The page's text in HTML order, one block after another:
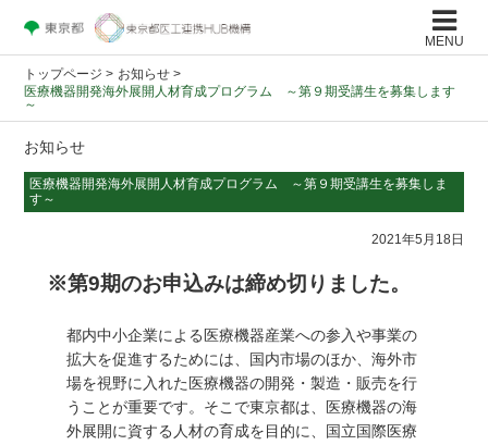
MENU
トップページ > お知らせ >
医療機器開発海外展開人材育成プログラム ～第９期受講生を募集します
～
お知らせ
医療機器開発海外展開人材育成プログラム ～第９期受講生を募集しま
す～
2021年5月18日
※第9期のお申込みは締め切りました。
都内中小企業による医療機器産業への参入や事業の
拡大を促進するためには、国内市場のほか、海外市
場を視野に入れた医療機器の開発・製造・販売を行
うことが重要です。そこで東京都は、医療機器の海
外展開に資する人材の育成を目的に、国立国際医療